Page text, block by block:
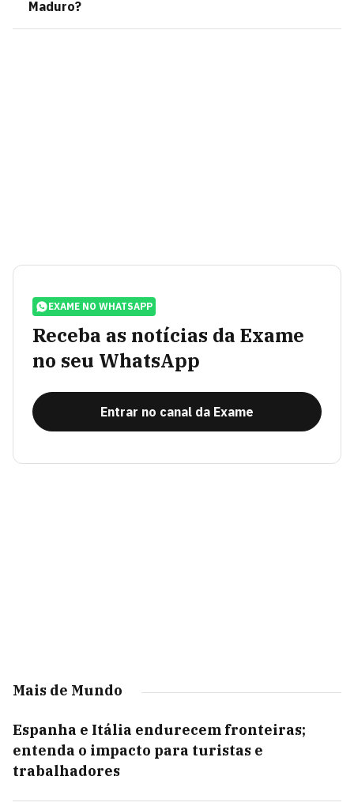
Maduro?
EXAME NO WHATSAPP
Receba as notícias da Exame
no seu WhatsApp
Entrar no canal da Exame
Mais de Mundo
Espanha e Itália endurecem fronteiras;
entenda o impacto para turistas e
trabalhadores